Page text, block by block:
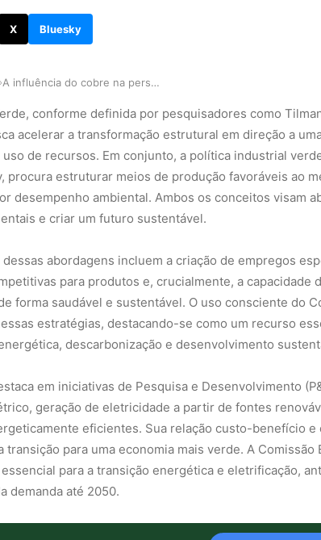
X Bluesky
› A influência do cobre na perspectiva do desenvo…
conforme definida por pesquisadores como
acelerar a transformação estrutural em direção a
de recursos. Em conjunto, a política industrial
procura estruturar meios de produção favoráveis ao
desempenho ambiental. Ambos os conceitos visam
e criar um futuro sustentável.
abordagens incluem a criação de empregos
para produtos e, crucialmente, a capacidade
forma saudável e sustentável. O uso consciente do
estratégias, destacando-se como um recurso
descarbonização e desenvolvimento
em iniciativas de Pesquisa e Desenvolvimento
geração de eletricidade a partir de fontes
eficientes. Sua relação custo-benefício
transição para uma economia mais verde. A
para a transição energética e eletrificação,
demanda até 2050.